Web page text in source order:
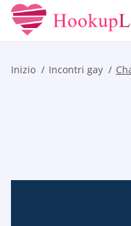
Inizio Incontri gay